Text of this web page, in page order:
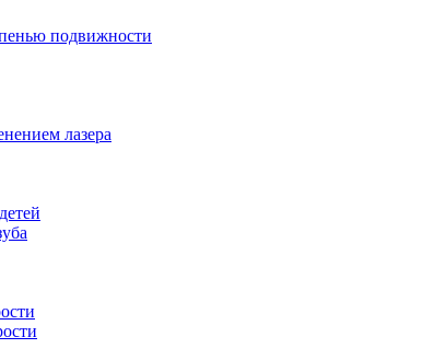
подвижности
лазера